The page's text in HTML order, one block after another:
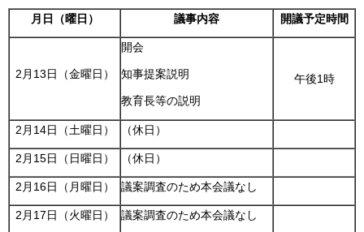
月日（曜日） 議事内容 開議予定時間
2月13日（金曜日）
開会
知事提案説明
教育長等の説明
午後1時
2月14日（土曜日） （休日）
2月15日（日曜日） （休日）
2月16日（月曜日） 議案調査のため本会議なし
2月17日（火曜日） 議案調査のため本会議なし